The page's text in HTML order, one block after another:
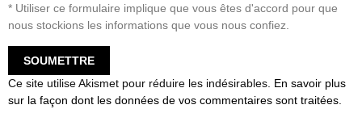
* Utiliser ce formulaire implique que vous êtes d'accord pour que
nous stockions les informations que vous nous confiez.
Ce site utilise Akismet pour réduire les indésirables. En savoir plus
sur la façon dont les données de vos commentaires sont traitées